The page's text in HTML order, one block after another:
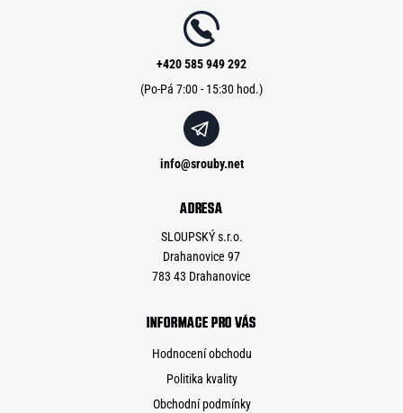
info@srouby.net
+420 585 949 292
ADRESA
SLOUPSKÝ s.r.o.
Drahanovice 97
783 43 Drahanovice
INFORMACE PRO VÁS
Hodnocení obchodu
Politika kvality
Obchodní podmínky